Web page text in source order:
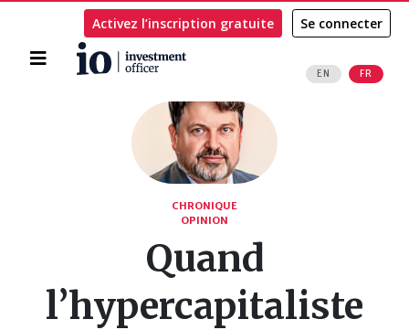
Accueil
EN FR
Activez l’inscription gratuite Se connecter
CHRONIQUE
OPINION
Quand
l’hypercapitaliste